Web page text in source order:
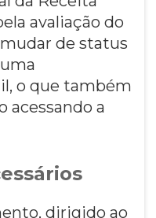
avaliação do
de status
o que também
acessando a
dirigido ao